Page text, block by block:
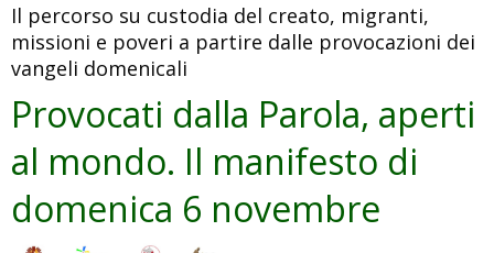
manifesto
di
domenica
novembre
Il percorso su custodia del creato, migranti,
missioni e poveri a partire dalle provocazioni dei
vangeli domenicali
Provocati dalla Parola, aperti
al mondo. Il manifesto di
domenica 6 novembre